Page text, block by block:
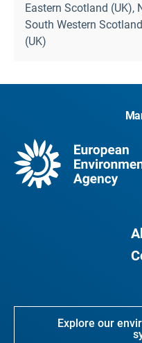
Eastern Scotland (UK),
South Western
(UK)
Explore our